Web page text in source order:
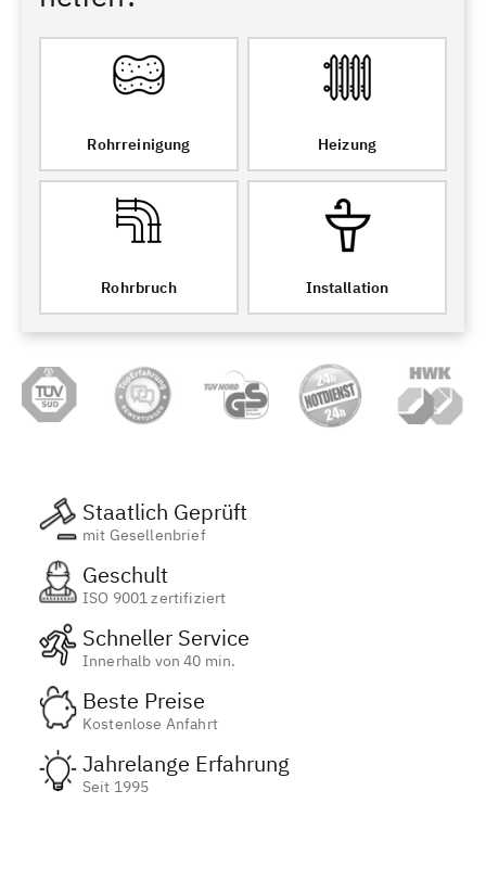
Rohrreinigung Heizung
Rohrbruch Installation
Staatlich Geprüft
mit Gesellenbrief
Geschult
ISO 9001 zertifiziert
Schneller Service
Innerhalb von 40 min.
Beste Preise
Kostenlose Anfahrt
Jahrelange Erfahrung
Seit 1995